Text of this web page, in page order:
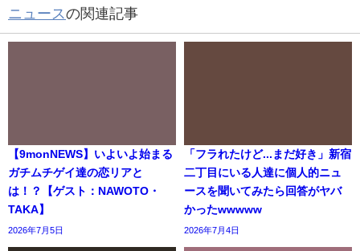
ニュースの関連記事
【9monNEWS】いよいよ始まる
ガチムチゲイ達の恋リアと
は！？【ゲスト：NAWOTO・
TAKA】
2026年7月5日
「フラれたけど...まだ好き」新宿
二丁目にいる人達に個人的ニュ
ースを聞いてみたら回答がヤバ
かったwwwww
2026年7月4日